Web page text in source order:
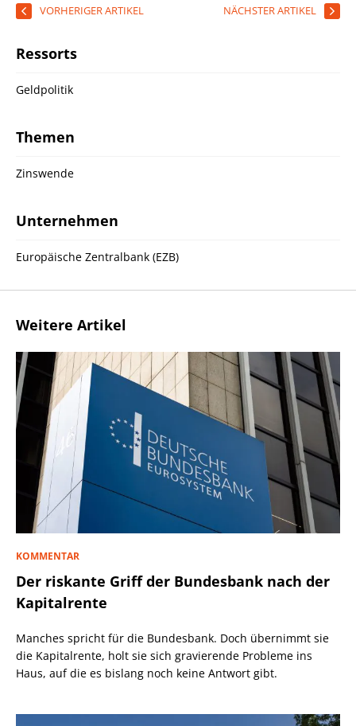
VORHERIGER ARTIKEL NÄCHSTER ARTIKEL
Ressorts
Geldpolitik
Themen
Zinswende
Unternehmen
Europäische Zentralbank (EZB)
Weitere Artikel
KOMMENTAR
Der riskante Griff der Bundesbank nach der
Kapitalrente
Manches spricht für die Bundesbank. Doch übernimmt sie
die Kapitalrente, holt sie sich gravierende Probleme ins
Haus, auf die es bislang noch keine Antwort gibt.